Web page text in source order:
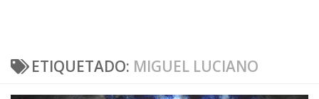
ETIQUETADO: MIGUEL LUCIANO